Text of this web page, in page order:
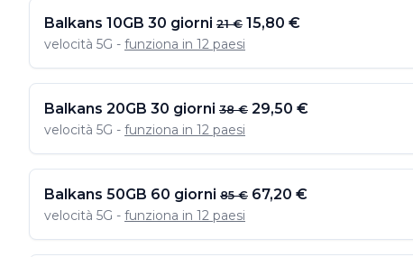
Balkans 10GB 30 giorni 21 € 15,80 €
velocità 5G - funziona in 12 paesi
Balkans 20GB 30 giorni 38 € 29,50 €
velocità 5G - funziona in 12 paesi
Balkans 50GB 60 giorni 85 € 67,20 €
velocità 5G - funziona in 12 paesi